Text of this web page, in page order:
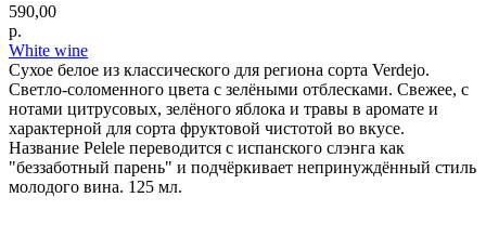
590,00
р.
White wine
Сухое белое из классического для региона сорта Verdejo.
Светло-соломенного цвета с зелёными отблесками. Cвежее, с
нотами цитрусовых, зелёного яблока и травы в аромате и
характерной для сорта фруктовой чистотой во вкусе.
Название Pelele переводится с испанского слэнга как
"беззаботный парень" и подчёркивает непринуждённый стиль
молодого вина. 125 мл.